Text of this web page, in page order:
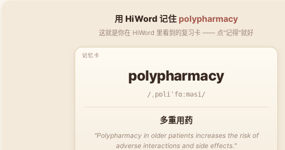
用 HiWord 记住 polypharmacy
这就是你在 HiWord 里看到的复习卡 —— 点"记得"就好
polypharmacy
/ˌpɒliˈfɑːməsi/
多重用药
"Polypharmacy in older patients increases the risk of
adverse interactions and side effects."